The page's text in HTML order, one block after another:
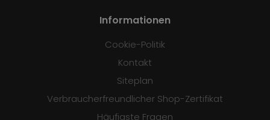
Informationen
Cookie-Politik
Kontakt
Siteplan
Verbraucherfreundlicher Shop-Zertifikat
Häufigste Fragen